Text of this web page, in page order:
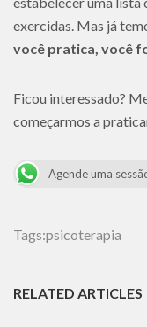
exercidas. Mas já
você pratica, você
Ficou interessado?
começarmos a
Agende uma
Tags:psicoterapia
RELATED ARTICLES